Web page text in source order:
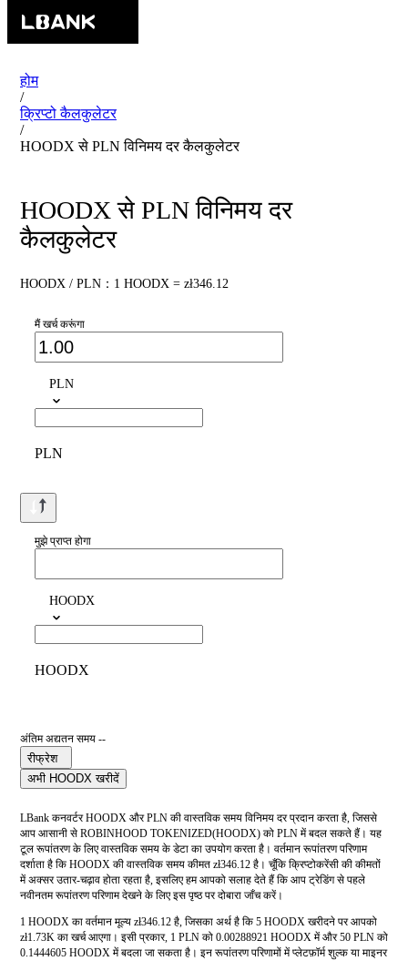
होम
/
क्रिप्टो कैलकुलेटर
/
HOODX से PLN विनिमय दर कैलकुलेटर
HOODX से PLN विनिमय दर
कैलकुलेटर
HOODX / PLN：1 HOODX = zł346.12
मैं खर्च करूंगा
PLN
PLN
मुझे प्राप्त होगा
HOODX
HOODX
अंतिम अद्यतन समय --
रीफ्रेश
अभी HOODX खरीदें
LBank कनवर्टर HOODX और PLN की वास्तविक समय विनिमय दर प्रदान करता है, जिससे
आप आसानी से ROBINHOOD TOKENIZED(HOODX) को PLN में बदल सकते हैं। यह
टूल रूपांतरण के लिए वास्तविक समय के डेटा का उपयोग करता है। वर्तमान रूपांतरण परिणाम
दर्शाता है कि HOODX की वास्तविक समय कीमत zł346.12 है। चूँकि क्रिप्टोकरेंसी की कीमतों
में अक्सर उतार-चढ़ाव होता रहता है, इसलिए हम आपको सलाह देते हैं कि आप ट्रेडिंग से पहले
नवीनतम रूपांतरण परिणाम देखने के लिए इस पृष्ठ पर दोबारा जाँच करें।
1 HOODX का वर्तमान मूल्य zł346.12 है, जिसका अर्थ है कि 5 HOODX खरीदने पर आपको
zł1.73K का खर्च आएगा। इसी प्रकार, 1 PLN को 0.00288921 HOODX में और 50 PLN को
0.1444605 HOODX में बदला जा सकता है। इन रूपांतरण परिणामों में प्लेटफ़ॉर्म शुल्क या माइनर